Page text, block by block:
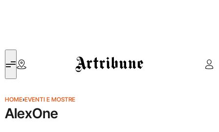
Artribune
HOME›EVENTI E MOSTRE
AlexOne